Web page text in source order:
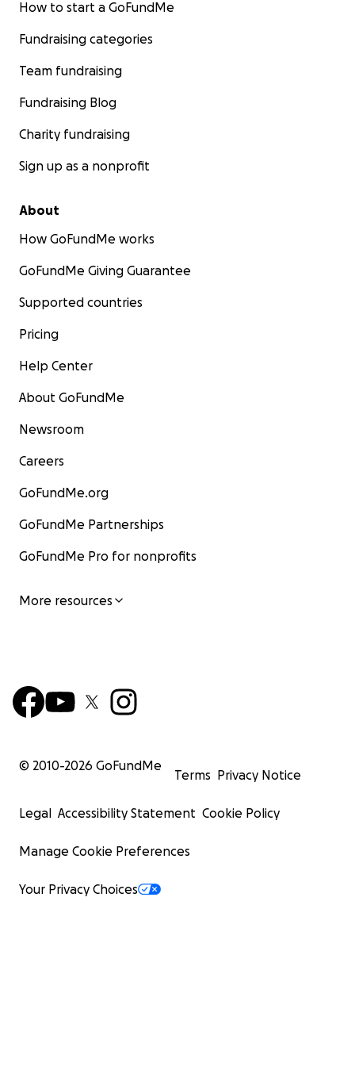
مأوى آمن
منكم أن تساعدوني في إنقاذ عائلتي. أي مبلغ – مهما كان صغيراً –
يرجى مشاركة هذه الحملة حتى تصل لأكبر عدد ممكن من الناس
How to start a GoFundMe
Fundraising categories
Team fundraising
Fundraising Blog
Charity fundraising
Sign up as a nonprofit
About
How GoFundMe works
GoFundMe Giving Guarantee
Supported countries
Pricing
Help Center
About GoFundMe
Newsroom
Careers
GoFundMe.org
GoFundMe Partnerships
GoFundMe Pro for nonprofits
More resources
© 2010-2026 GoFundMe
Terms Privacy Notice
Legal Accessibility Statement Cookie Policy
Manage Cookie Preferences
Your Privacy Choices